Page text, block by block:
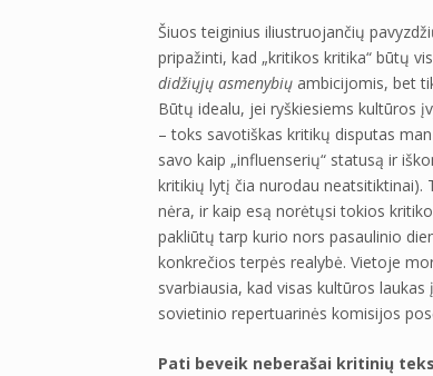
Šiuos teiginius iliustruojančių
pripažinti, kad „kritikos kritika“ būtų
didžiųjų asmenybių ambicijomis, bet
Būtų idealu, jei ryškiesiems kultūros
– toks savotiškas kritikų disputas
savo kaip „influenserių“ statusą ir
kritikių lytį čia nurodau neatsitiktinai).
nėra, ir kaip esą norėtųsi tokios
pakliūtų tarp kurio nors pasaulinio
konkrečios terpės realybė. Vietoje
svarbiausia, kad visas kultūros
sovietinio repertuarinės komisijos
Pati beveik neberašai kritinių